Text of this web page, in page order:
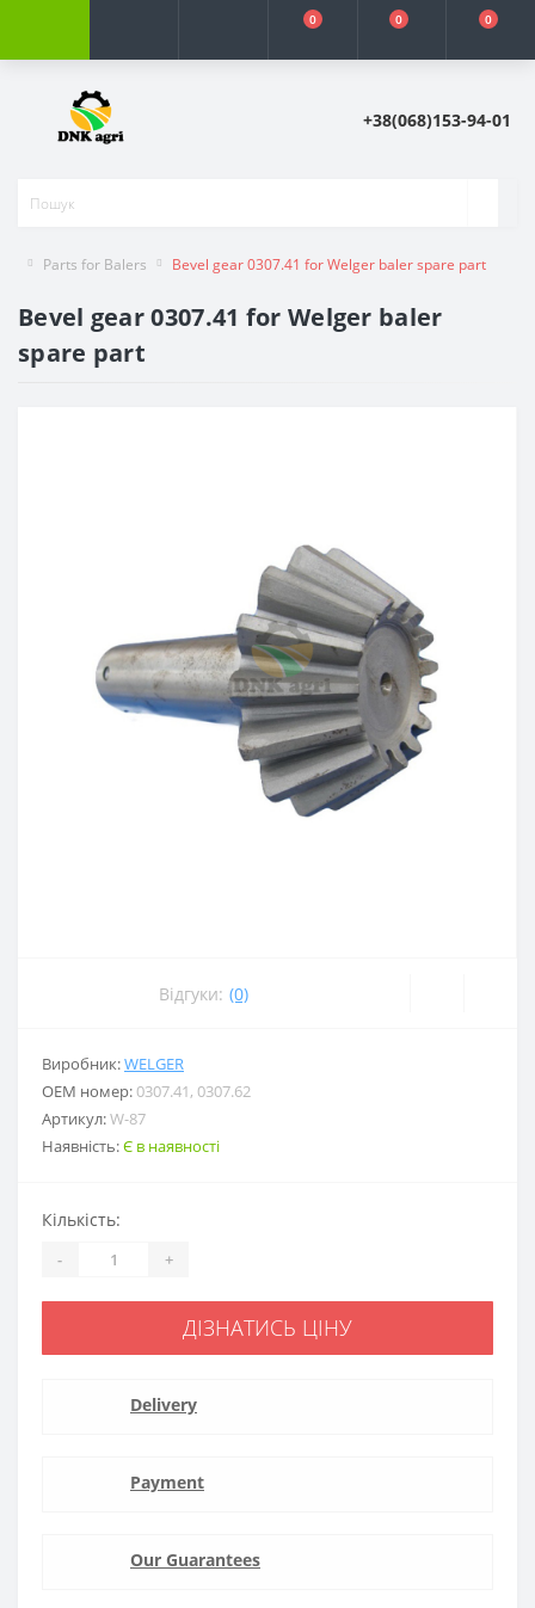
0 0 0
+38(068)153-94-01
Parts for Balers Bevel gear 0307.41 for Welger baler spare part
Bevel gear 0307.41 for Welger baler
spare part
Відгуки: (0)
Виробник:WELGER
ОЕМ номер:0307.41, 0307.62
Артикул:W-87
Наявність:Є в наявності
Кількість:
- +
ДІЗНАТИСЬ ЦІНУ
Delivery
Payment
Our Guarantees